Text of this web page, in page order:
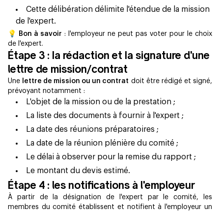
Cette délibération délimite l'étendue de la mission
de l'expert.
💡 Bon à savoir : l'employeur ne peut pas voter pour le choix
de l'expert.
Étape 3 : la rédaction et la signature d'une
lettre de mission/contrat
Une lettre de mission ou un contrat doit être rédigé et signé,
prévoyant notamment :
L'objet de la mission ou de la prestation ;
La liste des documents à fournir à l'expert ;
La date des réunions préparatoires ;
La date de la réunion plénière du comité ;
Le délai à observer pour la remise du rapport ;
Le montant du devis estimé.
Étape 4 : les notifications à l'employeur
À partir de la désignation de l'expert par le comité, les
membres du comité établissent et notifient à l'employeur un